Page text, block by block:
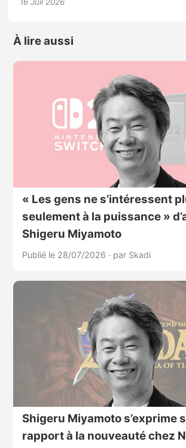
À lire aussi
« Les gens ne s’intéressent
seulement à la puissance »
Shigeru Miyamoto
Publié le 28/07/2026 · par Skadi
Shigeru Miyamoto s’exprime
rapport à la nouveauté chez